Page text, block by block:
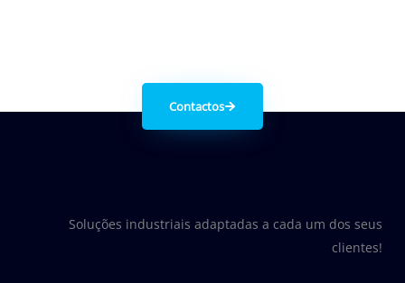
Contactos
Soluções industriais adaptadas a cada um dos seus
clientes!